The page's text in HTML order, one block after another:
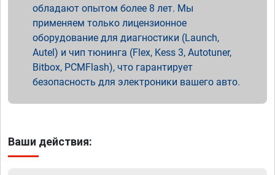
обладают опытом более 8 лет. Мы
применяем только лицензионное
оборудование для диагностики (Launch,
Autel) и чип тюнинга (Flex, Kess 3, Autotuner,
Bitbox, PCMFlash), что гарантирует
безопасность для электроники вашего авто.
Ваши действия: